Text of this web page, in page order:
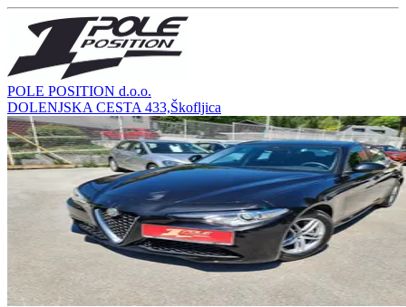
POLE POSITION d.o.o.
DOLENJSKA CESTA 433,Škofljica